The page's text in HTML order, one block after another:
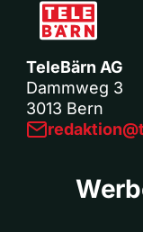
TeleBärn AG
Dammweg 3
3013 Bern